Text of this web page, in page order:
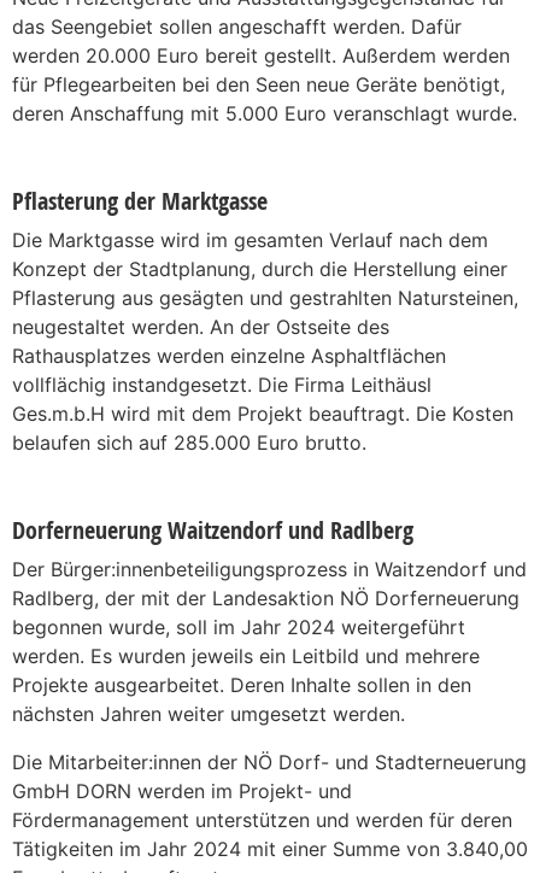
das Seengebiet sollen angeschafft werden. Dafür
werden 20.000 Euro bereit gestellt. Außerdem werden
für Pflegearbeiten bei den Seen neue Geräte benötigt,
deren Anschaffung mit 5.000 Euro veranschlagt wurde.
Pflasterung der Marktgasse
Die Marktgasse wird im gesamten Verlauf nach dem
Konzept der Stadtplanung, durch die Herstellung einer
Pflasterung aus gesägten und gestrahlten Natursteinen,
neugestaltet werden. An der Ostseite des
Rathausplatzes werden einzelne Asphaltflächen
vollflächig instandgesetzt. Die Firma Leithäusl
Ges.m.b.H wird mit dem Projekt beauftragt. Die Kosten
belaufen sich auf 285.000 Euro brutto.
Dorferneuerung Waitzendorf und Radlberg
Der Bürger:innenbeteiligungsprozess in Waitzendorf und
Radlberg, der mit der Landesaktion NÖ Dorferneuerung
begonnen wurde, soll im Jahr 2024 weitergeführt
werden. Es wurden jeweils ein Leitbild und mehrere
Projekte ausgearbeitet. Deren Inhalte sollen in den
nächsten Jahren weiter umgesetzt werden.
Die Mitarbeiter:innen der NÖ Dorf- und Stadterneuerung
GmbH DORN werden im Projekt- und
Fördermanagement unterstützen und werden für deren
Tätigkeiten im Jahr 2024 mit einer Summe von 3.840,00